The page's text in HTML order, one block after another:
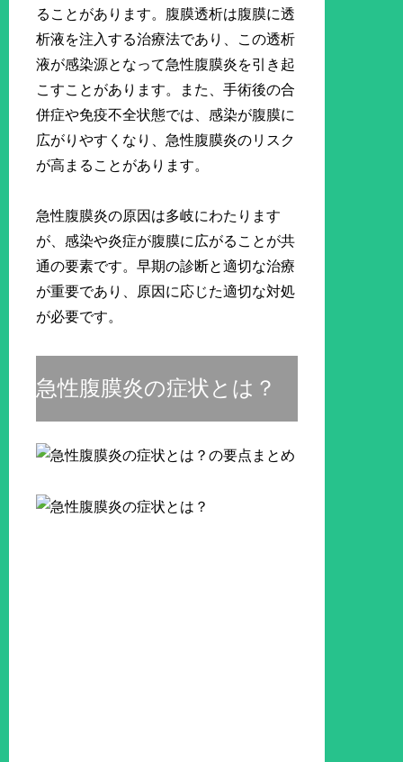
ることがあります。腹膜透析は腹膜に透
析液を注入する治療法であり、この透析
液が感染源となって急性腹膜炎を引き起
こすことがあります。また、手術後の合
併症や免疫不全状態では、感染が腹膜に
広がりやすくなり、急性腹膜炎のリスク
が高まることがあります。
急性腹膜炎の原因は多岐にわたります
が、感染や炎症が腹膜に広がることが共
通の要素です。早期の診断と適切な治療
が重要であり、原因に応じた適切な対処
が必要です。
急性腹膜炎の症状とは？